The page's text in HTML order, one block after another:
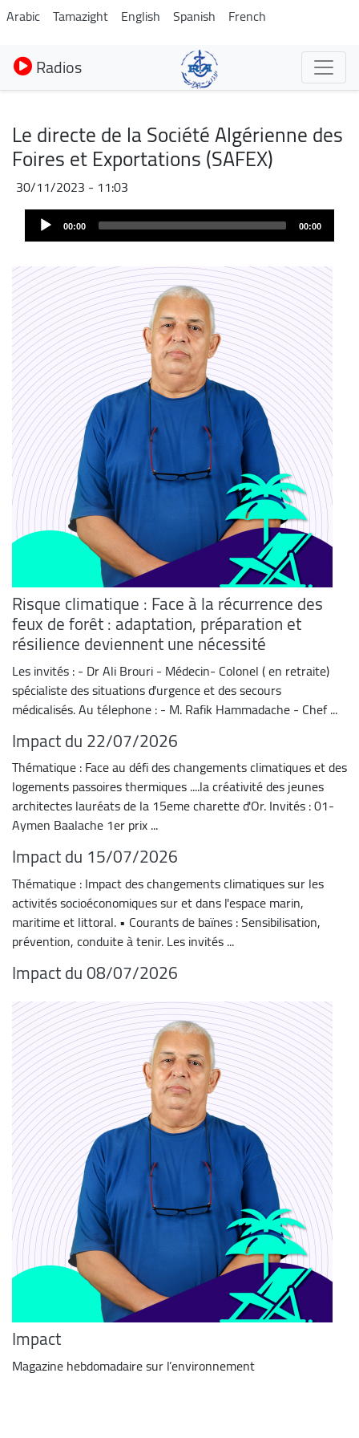
Aller
au
contenu
principal
Arabic Tamazight English Spanish French
Radios
Le directe de la Société Algérienne des
Foires et Exportations (SAFEX)
30/11/2023 - 11:03
Audio
Player 00:00 00:00
Risque climatique : Face à la récurrence des
feux de forêt : adaptation, préparation et
résilience deviennent une nécessité
Les invités : - Dr Ali Brouri - Médecin- Colonel ( en retraite)
spécialiste des situations d'urgence et des secours
médicalisés. Au télephone : - M. Rafik Hammadache - Chef ...
Impact du 22/07/2026
Thématique : Face au défi des changements climatiques et des
logements passoires thermiques ....la créativité des jeunes
architectes lauréats de la 15eme charette d'Or. Invités : 01-
Aymen Baalache 1er prix ...
Impact du 15/07/2026
Thématique : Impact des changements climatiques sur les
activités socioéconomiques sur et dans l'espace marin,
maritime et littoral. • Courants de baïnes : Sensibilisation,
prévention, conduite à tenir. Les invités ...
Impact du 08/07/2026
Impact
Magazine hebdomadaire sur l’environnement